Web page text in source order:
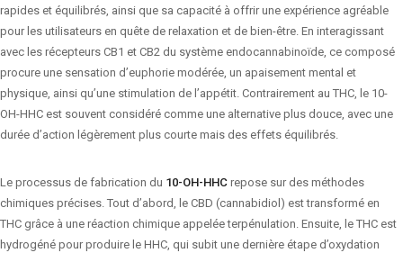
rapides et équilibrés, ainsi que sa capacité à offrir une expérience agréable
pour les utilisateurs en quête de relaxation et de bien-être. En interagissant
avec les récepteurs CB1 et CB2 du système endocannabinoïde, ce composé
procure une sensation d’euphorie modérée, un apaisement mental et
physique, ainsi qu’une stimulation de l’appétit. Contrairement au THC, le 10-
OH-HHC est souvent considéré comme une alternative plus douce, avec une
durée d’action légèrement plus courte mais des effets équilibrés.
Le processus de fabrication du 10-OH-HHC repose sur des méthodes
chimiques précises. Tout d’abord, le CBD (cannabidiol) est transformé en
THC grâce à une réaction chimique appelée terpénulation. Ensuite, le THC est
hydrogéné pour produire le HHC, qui subit une dernière étape d’oxydation